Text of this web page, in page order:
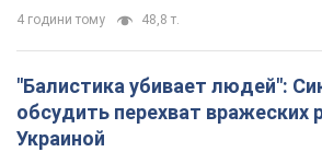
4 години тому 48,8 т.
"Балистика убивает людей":
обсудить перехват вражеских
Украиной